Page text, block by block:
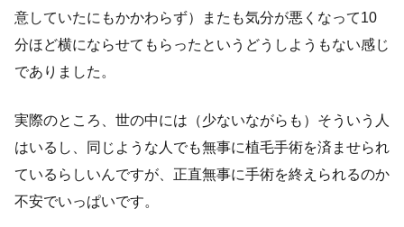
意していたにもかかわらず）またも気分が悪くなって10
分ほど横にならせてもらったというどうしようもない感じ
でありました。
実際のところ、世の中には（少ないながらも）そういう人
はいるし、同じような人でも無事に植毛手術を済ませられ
ているらしいんですが、正直無事に手術を終えられるのか
不安でいっぱいです。